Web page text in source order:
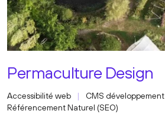
Permaculture Design
Accessibilité web
CMS développement
Référencement Naturel (SEO)